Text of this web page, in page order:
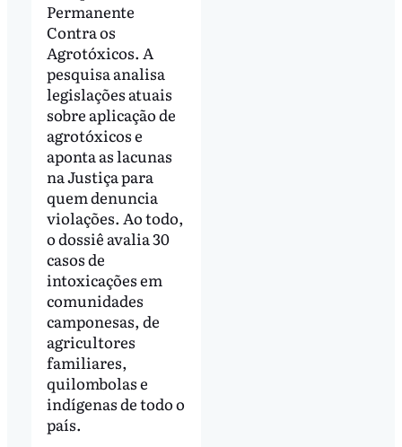
Permanente
Contra os
Agrotóxicos. A
pesquisa analisa
legislações atuais
sobre aplicação de
agrotóxicos e
aponta as lacunas
na Justiça para
quem denuncia
violações. Ao todo,
o dossiê avalia 30
casos de
intoxicações em
comunidades
camponesas, de
agricultores
familiares,
quilombolas e
indígenas de todo o
país.